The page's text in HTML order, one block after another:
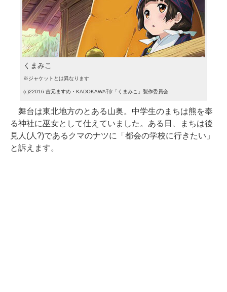
くまみこ
※ジャケットとは異なります
(c)22016 吉元ますめ・KADOKAWA刊/「くまみこ」製作委員会
舞台は東北地方のとある山奥。中学生のまちは熊を奉
る神社に巫女として仕えていました。ある日、まちは後
見人(人?)であるクマのナツに「都会の学校に行きたい」
と訴えます。